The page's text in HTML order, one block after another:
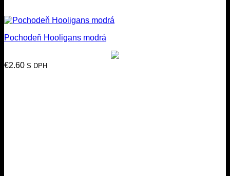
Pochodeň Hooligans modrá
€2.60 S DPH